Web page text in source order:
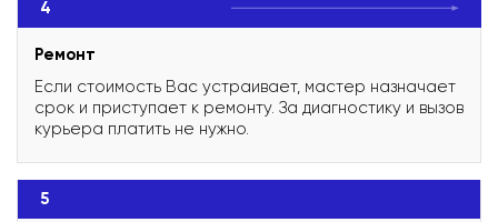
4
Ремонт
Если стоимость Вас устраивает, мастер назначает
срок и приступает к ремонту. За диагностику и вызов
курьера платить не нужно.
5